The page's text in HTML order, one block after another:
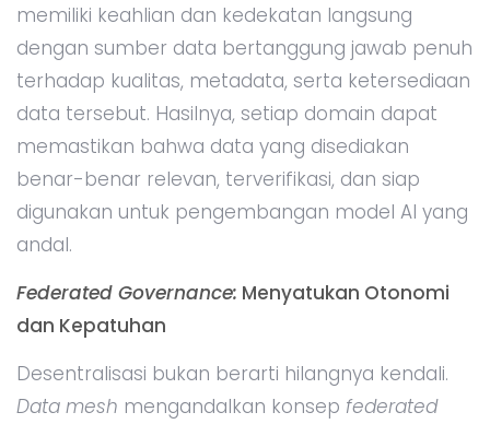
memiliki keahlian dan kedekatan langsung
dengan sumber data bertanggung jawab penuh
terhadap kualitas, metadata, serta ketersediaan
data tersebut. Hasilnya, setiap domain dapat
memastikan bahwa data yang disediakan
benar-benar relevan, terverifikasi, dan siap
digunakan untuk pengembangan model AI yang
andal.
Federated Governance: Menyatukan Otonomi
dan Kepatuhan
Desentralisasi bukan berarti hilangnya kendali.
Data mesh mengandalkan konsep federated